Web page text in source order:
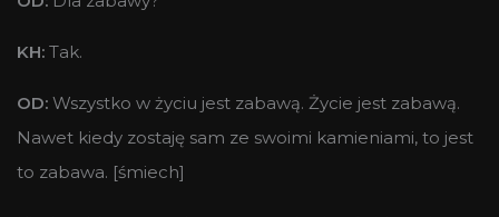
KH: Tak.
OD: Wszystko w życiu jest zabawą. Życie jest zabawą.
Nawet kiedy zostaję sam ze swoimi kamieniami, to jest
to zabawa. [śmiech]